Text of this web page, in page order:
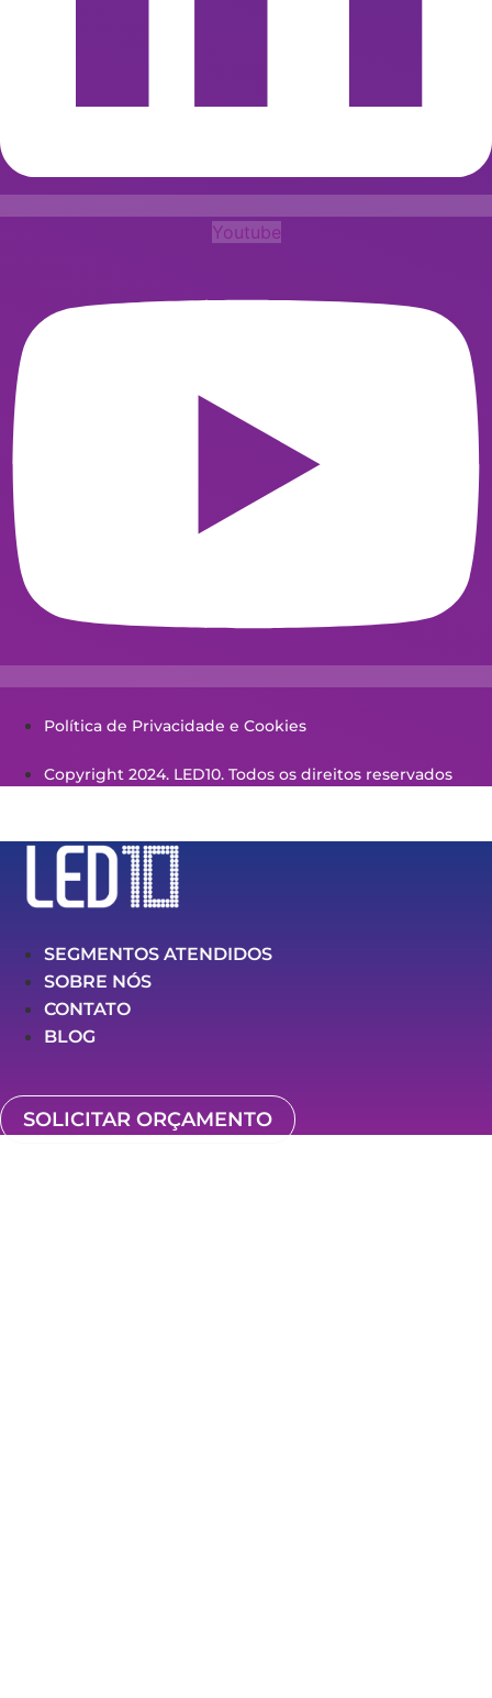
Youtube
Política de Privacidade e Cookies
Copyright 2024. LED10. Todos os direitos reservados
SEGMENTOS ATENDIDOS
SOBRE NÓS
CONTATO
BLOG
SOLICITAR ORÇAMENTO